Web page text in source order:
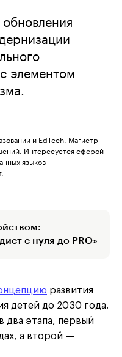
элементом
и EdTech. Магистр
Интересуется сферой
языков
с нуля до PRO»
развития
детей до 2030 года.
два этапа, первый
а второй —